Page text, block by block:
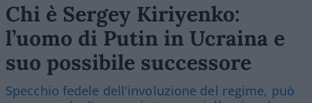
Chi è Sergey Kiriyenko:
l’uomo di Putin in Ucraina e
suo possibile successore
Specchio fedele dell'involuzione del regime, può